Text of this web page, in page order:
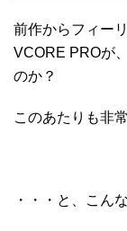
前作からフィー
VCORE PROが
のか？
このあたりも非
・・・と、こん